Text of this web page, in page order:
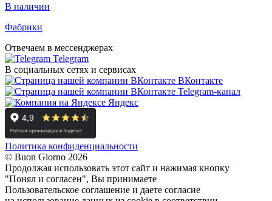
В наличии
Фабрики
Отвечаем в мессенджерах
Telegram
В социальных сетях и сервисах
ВКонтакте
Telegram-канал
Яндекс
Политика конфиденциальности
© Buon Giorno 2026
Продолжая использовать этот сайт и нажимая кнопку
"Понял и согласен", Вы принимаете
Пользовательское соглашение и даете согласие